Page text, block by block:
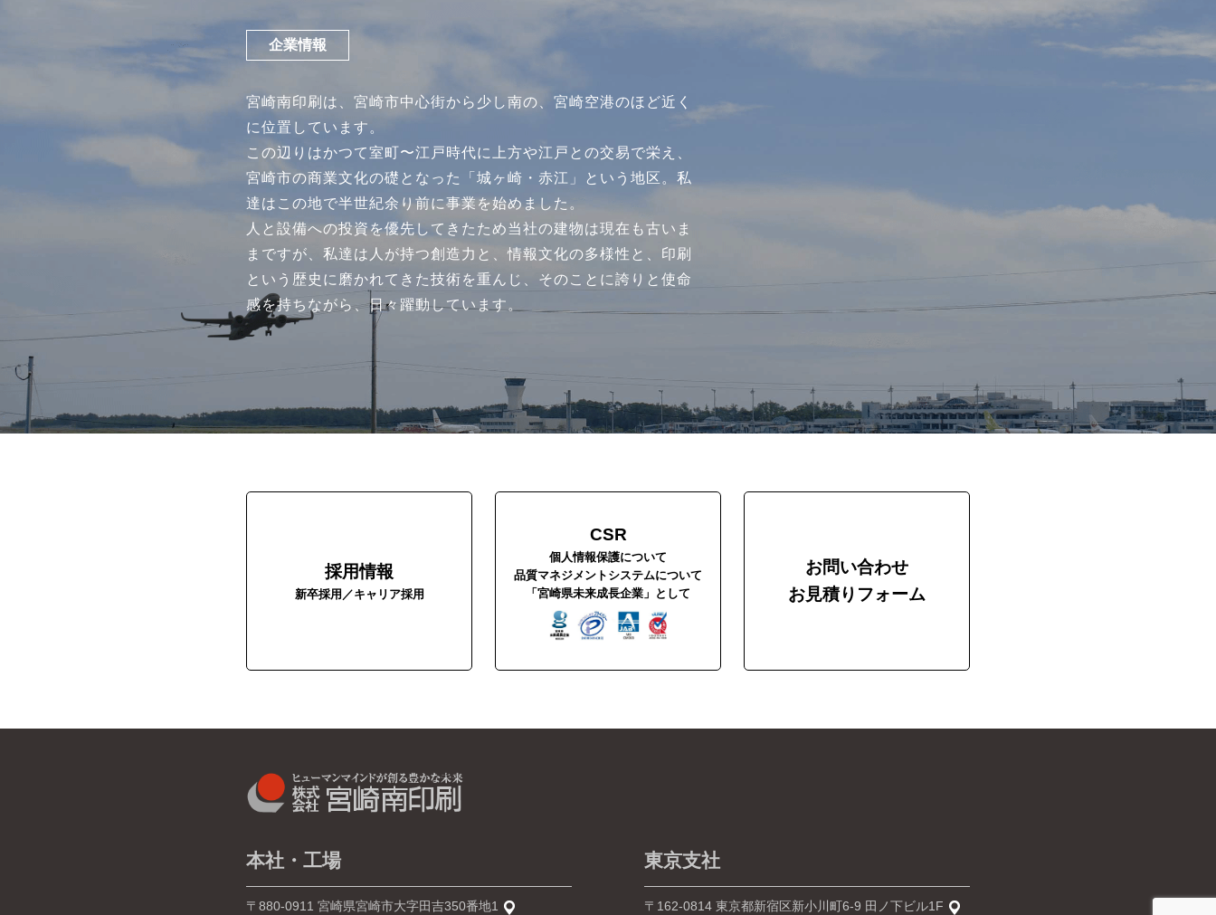
企業情報
宮崎南印刷は、宮崎市中心街から少し南の、宮崎空港のほど近く
に位置しています。
この辺りはかつて室町〜江戸時代に上方や江戸との交易で栄え、
宮崎市の商業文化の礎となった「城ヶ崎・赤江」という地区。私
達はこの地で半世紀余り前に事業を始めました。
人と設備への投資を優先してきたため当社の建物は現在も古いま
まですが、私達は人が持つ創造力と、情報文化の多様性と、印刷
という歴史に磨かれてきた技術を重んじ、そのことに誇りと使命
感を持ちながら、日々躍動しています。
採用情報
新卒採用／キャリア採用
CSR
個人情報保護について
品質マネジメントシステムについて
「宮崎県未来成長企業」として
お問い合わせ
お見積りフォーム
本社・工場
〒880-0911 宮崎県宮崎市大字田吉350番地1
東京支社
〒162-0814 東京都新宿区新小川町6-9 田ノ下ビル1F